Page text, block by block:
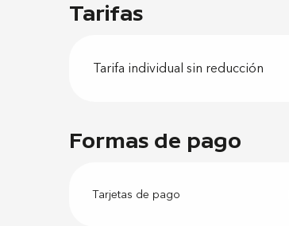
Tarifas
Tarifa individual sin reducción
Formas de pago
Tarjetas de pago